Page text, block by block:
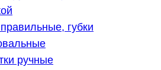
губки
ручные